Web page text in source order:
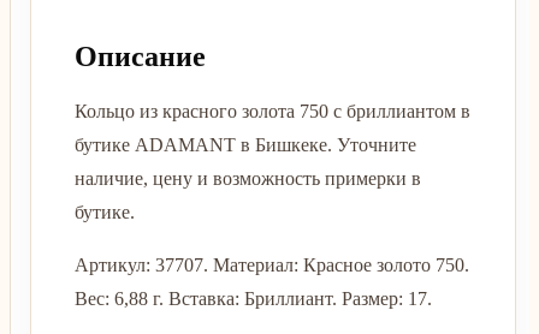
Описание
Кольцо из красного золота 750 с бриллиантом в
бутике ADAMANT в Бишкеке. Уточните
наличие, цену и возможность примерки в
бутике.
Артикул: 37707. Материал: Красное золото 750.
Вес: 6,88 г. Вставка: Бриллиант. Размер: 17.